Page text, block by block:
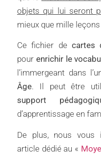
objets qui lui seront
mieux que mille
Ce fichier decartes
pour enrichir le
l’immergeant dans
Âge. Il peut être
support
d’apprentissage en
De plus, nous vous
article dédié au «